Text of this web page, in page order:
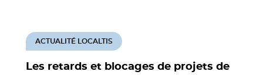
Les retards et blocages de projets de
ACTUALITÉ LOCALTIS